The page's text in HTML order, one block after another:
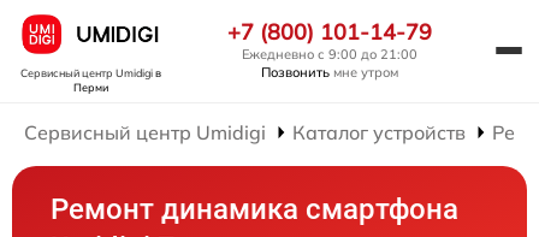
Сервисный центр Umidigiв
Перми
+7 (800) 101-14-79
Ежедневно с 9:00 до 21:00
Позвонить мне утром
Сервисный центр Umidigi Каталог устройств
Ремонт динамика смартфона